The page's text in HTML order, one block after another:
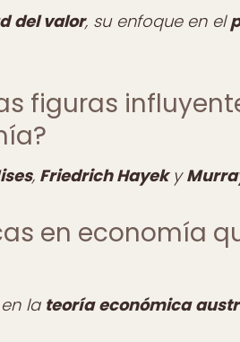
del valor, su enfoque en el
figuras
, Friedrich Hayeky
en economía
la teoría económica